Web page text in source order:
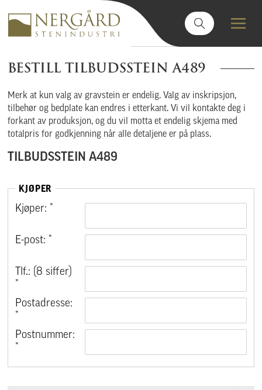
BESTILL TILBUDSSTEIN A489
Merk at kun valg av gravstein er endelig. Valg av inskripsjon,
tilbehør og bedplate kan endres i etterkant. Vi vil kontakte deg i
forkant av produksjon, og du vil motta et endelig skjema med
totalpris for godkjenning når alle detaljene er på plass.
TILBUDSSTEIN A489
KJØPER
Kjøper: *
E-post: *
Tlf.: (8 siffer)
Postadresse:
Postnummer: